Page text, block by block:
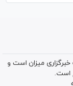
میزان است و
است.